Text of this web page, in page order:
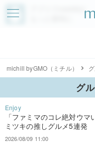
アプリでmichillが
michill byGMO（ミチル）
グ
「ファミマのコレ絶対ウ
ミツキの推しグルメ5連発
2026/08/09 11:00